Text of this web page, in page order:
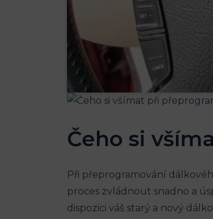
Čeho si
Při přeprogramování
proces zvládnout snadno a
dispozici váš starý a nový